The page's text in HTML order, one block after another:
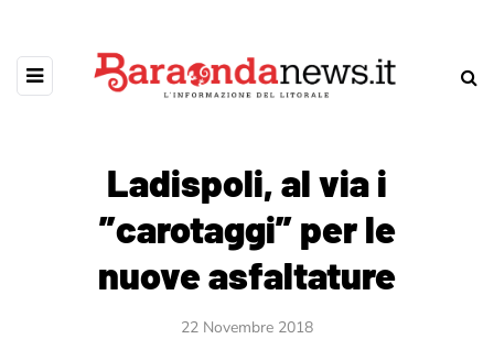
Ladispoli, al via i
”carotaggi” per le
nuove asfaltature
22 Novembre 2018